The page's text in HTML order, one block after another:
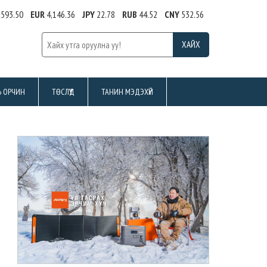
EUR4,146.36 JPY22.78 RUB 44.52 CNY532.56
ОРЧИН ТӨСЛҮҮД ТАНИН МЭДЭХҮЙ